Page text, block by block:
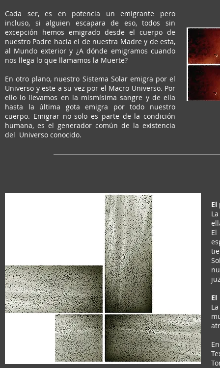
Cada ser, es en potencia un emigrante pero
incluso, si alguien escapara de eso, todos sin
excepción hemos emigrado desde el cuerpo de
nuestro Padre hacia el de nuestra Madre y de esta,
al Mundo exterior y ¿A dónde emigramos cuando
nos llega lo que llamamos la Muerte?
En otro plano, nuestro Sistema Solar emigra por el
Universo y este a su vez por el Macro Universo. Por
ello lo llevamos en la mismísima sangre y de ella
hasta la última gota emigra por todo nuestro
cuerpo. Emigrar no solo es parte de la condición
humana, es el generador común de la existencia
del Universo conocido.
El